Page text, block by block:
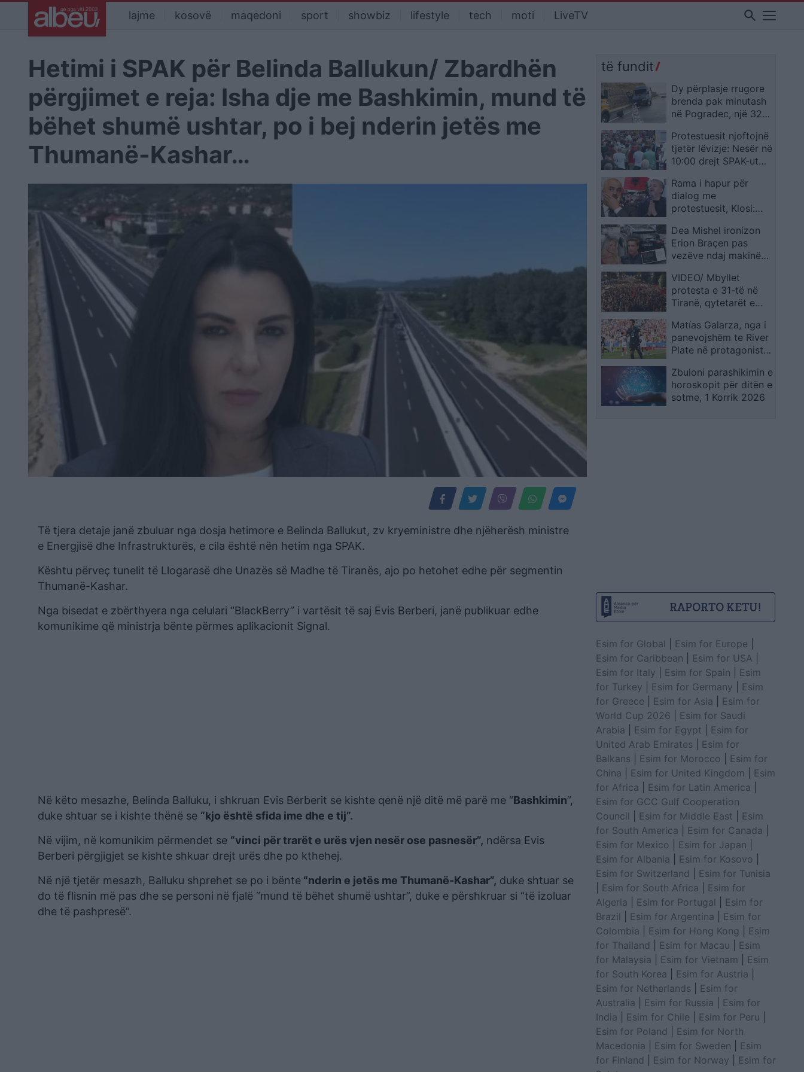
lajme kosovë maqedoni sport showbiz lifestyle tech moti LiveTV search
Hetimi i SPAK për Belinda Ballukun/ Zbardhën
përgjimet e reja: Isha dje me Bashkimin, mund të
bëhet shumë ushtar, po i bej nderin jetës me
Thumanë-Kashar…
Të tjera detaje janë zbuluar nga dosja hetimore e Belinda Ballukut, zv kryeministre dhe njëherësh ministre
e Energjisë dhe Infrastrukturës, e cila është nën hetim nga SPAK.
Kështu përveç tunelit të Llogarasë dhe Unazës së Madhe të Tiranës, ajo po hetohet edhe për segmentin
Thumanë-Kashar.
Nga bisedat e zbërthyera nga celulari “BlackBerry” i vartësit të saj Evis Berberi, janë publikuar edhe
komunikime që ministrja bënte përmes aplikacionit Signal.
Në këto mesazhe, Belinda Balluku, i shkruan Evis Berberit se kishte qenë një ditë më parë me “Bashkimin”,
duke shtuar se i kishte thënë se “kjo është sfida ime dhe e tij”.
Në vijim, në komunikim përmendet se “vinci për trarët e urës vjen nesër ose pasnesër”, ndërsa Evis
Berberi përgjigjet se kishte shkuar drejt urës dhe po kthehej.
Në një tjetër mesazh, Balluku shprehet se po i bënte “nderin e jetës me Thumanë-Kashar”, duke shtuar se
do të flisnin më pas dhe se personi në fjalë “mund të bëhet shumë ushtar”, duke e përshkruar si “të izoluar
dhe të pashpresë”.
të fundit
Dy përplasje rrugore
brenda pak minutash
në Pogradec, një 32-
disa persona
plagosen
Protestuesit njoftojnë
tjetër lëvizje: Nesër në
10:00 drejt SPAK-ut
Ramën
Rama i hapur për
dialog me
protestuesit, Klosi:
dorëheqja e qeverisë
Dea Mishel ironizon
Erion Braçen pas
vezëve ndaj makinës,
përgjigje
VIDEO/ Mbyllet
protesta e 31-të në
Tiranë, qytetarët e
marshimin me thirrjet:
Rama jep dorëheqjen!
Nesër më shumë!
Matías Galarza, nga i
panevojshëm te River
Plate në protagonistin
e Botës 2026
Zbuloni parashikimin e
horoskopit për ditën e
sotme, 1 Korrik 2026
Esim for Global Esim for Europe
Esim for Caribbean
Esim for USA
Esim for Italy
Esim for Spain
Esim
for Turkey
Esim for Germany
Esim
for Greece
Esim for Asia
Esim for
World Cup 2026
Esim for Saudi
Arabia
Esim for Egypt
Esim for
United Arab Emirates
Esim for
Balkans
Esim for Morocco
Esim for
China
Esim for United Kingdom
Esim
for Africa
Esim for Latin America
Esim for GCC Gulf Cooperation
Council
Esim for Middle East
Esim
for South America
Esim for Canada
Esim for Mexico
Esim for Japan
Esim for Albania
Esim for Kosovo
Esim for Switzerland
Esim for Tunisia
Esim for South Africa
Esim for
Algeria
Esim for Portugal
Esim for
Brazil
Esim for Argentina
Esim for
Colombia
Esim for Hong Kong
Esim
for Thailand
Esim for Macau
Esim
for Malaysia
Esim for Vietnam
Esim
for South Korea
Esim for Austria
Esim for Netherlands
Esim for
Australia
Esim for Russia
Esim for
India
Esim for Chile Esim for Peru
Esim for Poland
Esim for North
Macedonia
Esim for Sweden
Esim
for Finland
Esim for Norway
Esim for